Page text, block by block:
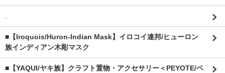
.
■【Iroquois/Huron-Indian Mask】イロコイ連邦/ヒューロン
族インディアン木彫マスク
■【YAQUI/ヤキ族】クラフト置物・アクセサリー＜PEYOTE/ペ